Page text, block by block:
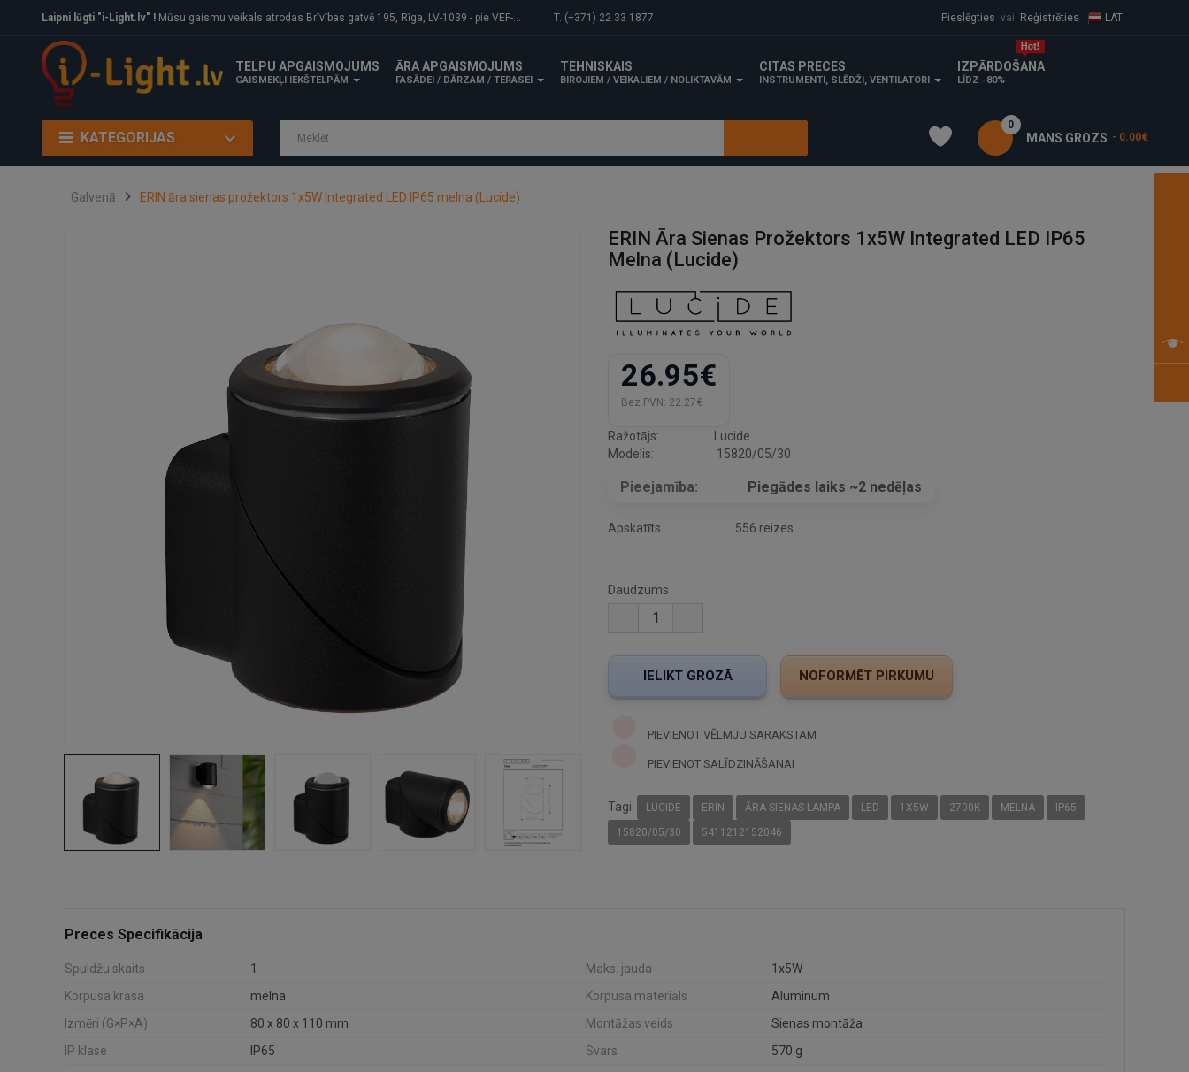
Laipni lūgti "i-Light.lv" ! Mūsu gaismu veikals atrodas Brīvības gatvē 195, Rīga, LV-1039 - pie VEF-Gaisa tilta. T. (+371) 22 33 1877 Pieslēgties vai Reģistrēties LAT
TELPU APGAISMOJUMS
GAISMEKĻI IEKŠTELPĀM
ĀRA APGAISMOJUMS
FASĀDEI / DĀRZAM / TERASEI
TEHNISKAIS
BIROJIEM / VEIKALIEM / NOLIKTAVĀM
CITAS PRECES
INSTRUMENTI, SLĒDŽI, VENTILATORI
IZPĀRDOŠANA
LĪDZ -80%
KATEGORIJAS MANS GROZS
0
- 0.00€
Galvenā ERIN āra sienas prožektors 1x5W Integrated LED IP65 melna (Lucide)
ERIN Āra Sienas Prožektors 1x5W Integrated LED IP65
Melna (Lucide)
26.95€
Bez PVN: 22.27€
Ražotājs:
Lucide
Modelis:
15820/05/30
Pieejamība: Piegādes laiks ~2 nedēļas
Apskatīts 556 reizes
Daudzums
PIEVIENOT VĒLMJU SARAKSTAM
PIEVIENOT SALĪDZINĀŠANAI
Tagi: LUCIDE ERIN ĀRA SIENAS LAMPA LED 1X5W 2700K MELNA
IP65
15820/05/30
5411212152046
Preces Specifikācija
Spuldžu skaits 1 Maks. jauda
1x5W
Korpusa krāsa
melna Korpusa materiāls
Aluminum
Izmēri (G×P×A)
80 x 80 x 110 mm Montāžas veids
Sienas montāža
IP klase
IP65 Svars
570 g